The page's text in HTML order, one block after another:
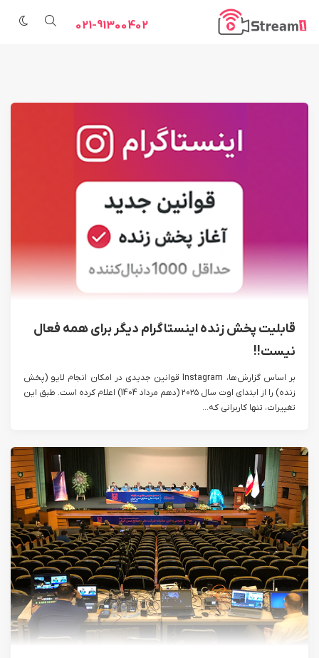
021-91300402
قابلیت پخش زنده اینستاگرام دیگر برای همه فعال
نیست!!
بر اساس گزارش‌ها، Instagram قوانین جدیدی در امکان انجام لایو (پخش
زنده) را از ابتدای اوت سال ۲۰۲۵ (دهم مرداد 1404) اعلام کرده است. طبق این
تغییرات، تنها کاربرانی که...